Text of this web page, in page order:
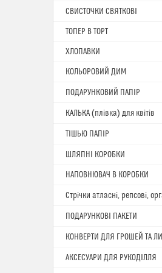
СВИСТОЧКИ СВЯТКОВІ
ТОПЕР В ТОРТ
ХЛОПАВКИ
КОЛЬОРОВИЙ ДИМ
ПОДАРУНКОВИЙ ПАПІР
КАЛЬКА (плівка) для квітів
ТІШЬЮ ПАПІР
ШЛЯПНІ КОРОБКИ
НАПОВНЮВАЧ В КОРОБКИ
Стрічки атласні, репсові,
ПОДАРУНКОВІ ПАКЕТИ
КОНВЕРТИ ДЛЯ ГРОШЕЙ ТА
АКСЕСУАРИ ДЛЯ РУКОДІЛЛЯ